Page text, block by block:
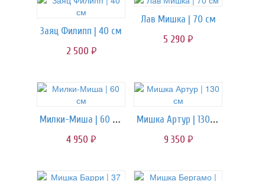
Заяц Филипп | 40 см
2 500 руб.
Лав Мишка | 70 см
5 290 руб.
Милки-Миша | 60 см
4 950 руб.
Мишка Артур | 130 см
9 350 руб.